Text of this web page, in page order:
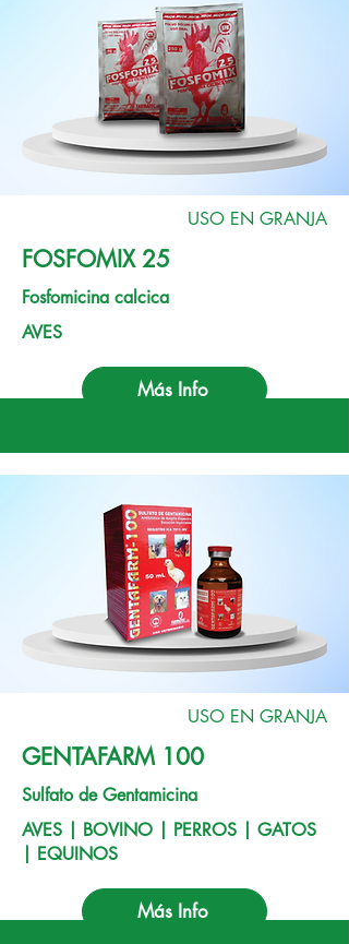
USO EN GRANJA
FOSFOMIX 25
Fosfomicina calcica
AVES
Más Info
USO EN GRANJA
GENTAFARM 100
Sulfato de Gentamicina
AVES | BOVINO | PERROS | GATOS
| EQUINOS
Más Info